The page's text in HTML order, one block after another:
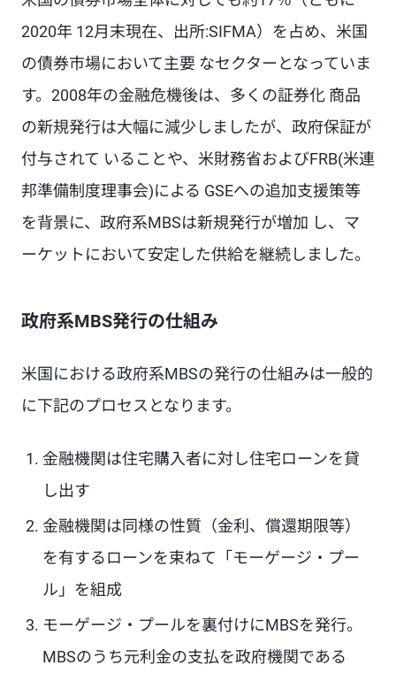
2020年 12月末現在、出所:SIFMA）を占め、米国
の債券市場において主要 なセクターとなっていま
す。2008年の金融危機後は、多くの証券化 商品
の新規発行は大幅に減少しましたが、政府保証が
付与されて いることや、米財務省およびFRB(米連
邦準備制度理事会)による GSEへの追加支援策等
を背景に、政府系MBSは新規発行が増加 し、マ
ーケットにおいて安定した供給を継続しました。
政府系MBS発行の仕組み
米国における政府系MBSの発行の仕組みは一般的
に下記のプロセスとなります。
金融機関は住宅購入者に対し住宅ローンを貸
し出す
金融機関は同様の性質（金利、償還期限等）
を有するローンを束ねて「モーゲージ・プー
ル」を組成
モーゲージ・プールを裏付けにMBSを発行。
MBSのうち元利金の支払を政府機関である